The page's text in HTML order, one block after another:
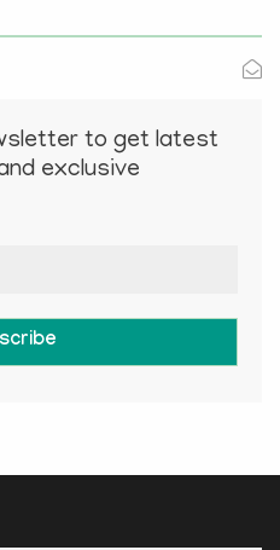
to get latest
exclusive